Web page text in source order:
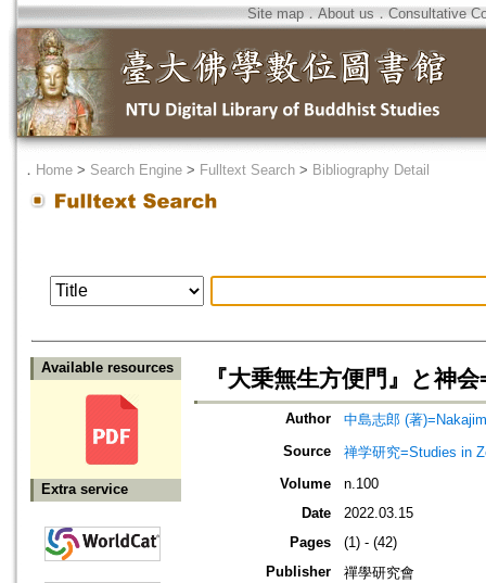
Site map．About us ． Consultative
． Home > Search Engine > Fulltext Search > Bibliography Detail
Available resources
Extra service
『大乗無生方便門』と
Author
中島志郎 (著
Source
禅学研究=Studies in
Volume
n.100
Date
2022.03.15
Pages
(1) - (42)
Publisher
禪學研究會